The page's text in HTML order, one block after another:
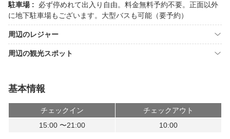
駐車場 :
必ず停めれて出入り自由。料金無料予約不要。正面以外
に地下駐車場もございます。大型バスも可能（要予約）
周辺のレジャー
周辺の観光スポット
基本情報
チェックイン
チェックアウト
15:00 〜21:00
10:00